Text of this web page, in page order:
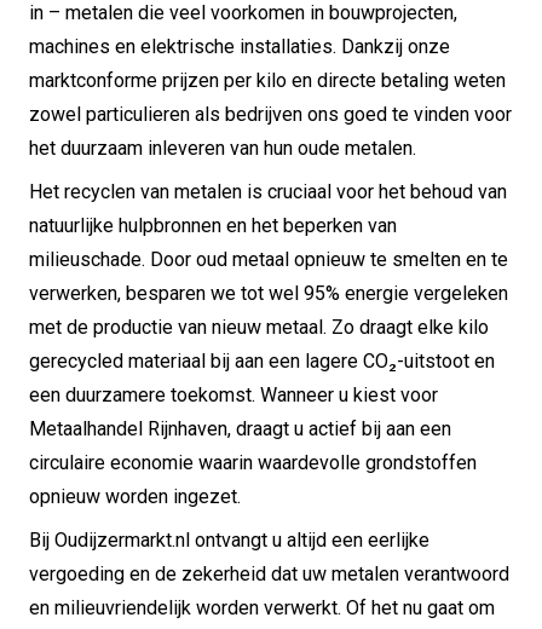
in – metalen die veel voorkomen in bouwprojecten,
machines en elektrische installaties. Dankzij onze
marktconforme prijzen per kilo en directe betaling weten
zowel particulieren als bedrijven ons goed te vinden voor
het duurzaam inleveren van hun oude metalen.
Het recyclen van metalen is cruciaal voor het behoud van
natuurlijke hulpbronnen en het beperken van
milieuschade. Door oud metaal opnieuw te smelten en te
verwerken, besparen we tot wel 95% energie vergeleken
met de productie van nieuw metaal. Zo draagt elke kilo
gerecycled materiaal bij aan een lagere CO₂-uitstoot en
een duurzamere toekomst. Wanneer u kiest voor
Metaalhandel Rijnhaven, draagt u actief bij aan een
circulaire economie waarin waardevolle grondstoffen
opnieuw worden ingezet.
Bij Oudijzermarkt.nl ontvangt u altijd een eerlijke
vergoeding en de zekerheid dat uw metalen verantwoord
en milieuvriendelijk worden verwerkt. Of het nu gaat om